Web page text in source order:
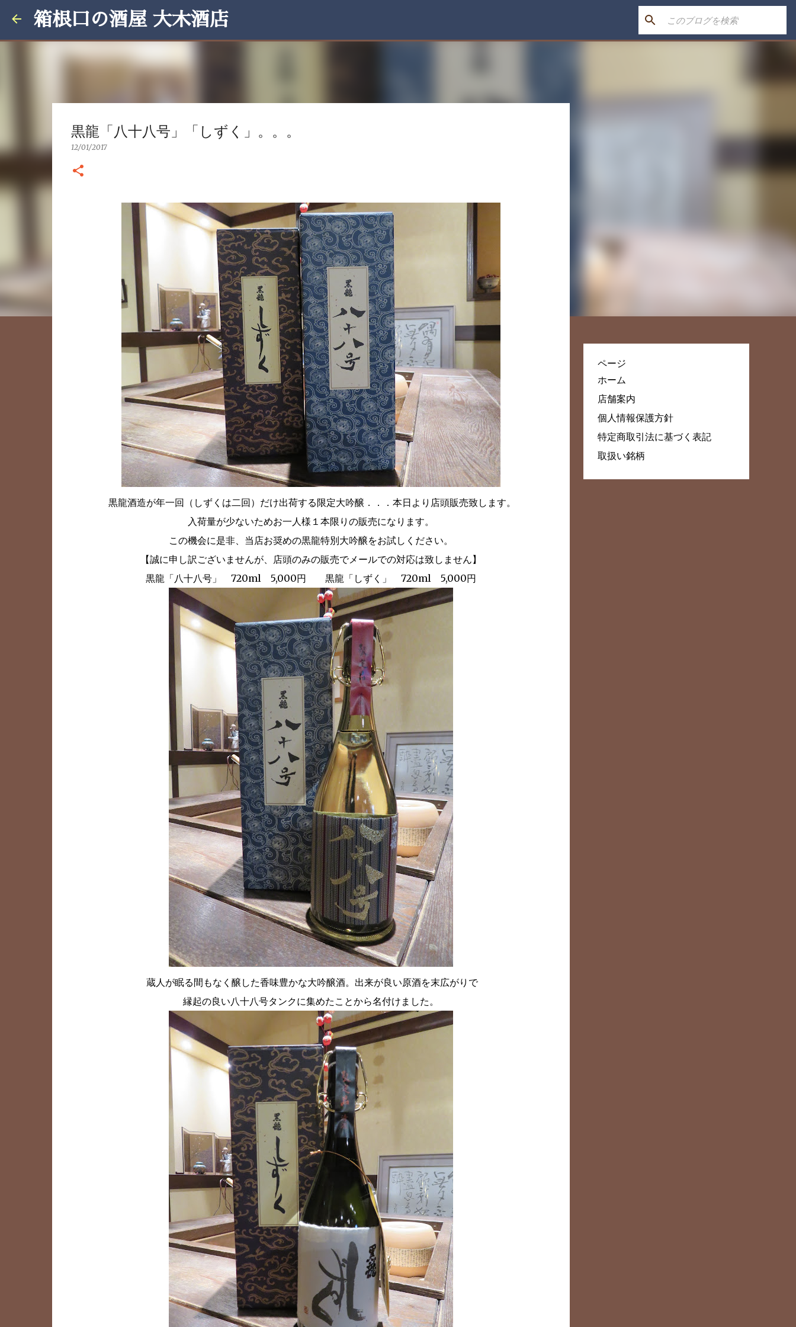
箱根口の酒屋 大木酒店
黒龍「八十八号」「しずく」。。。
12/01/2017
黒龍酒造が年一回（しずくは二回）だけ出荷する限定大吟醸．．．本日より店頭販売致します。
入荷量が少ないためお一人様１本限りの販売になります。
この機会に是非、当店お奨めの黒龍特別大吟醸をお試しください。
【誠に申し訳ございませんが、店頭のみの販売でメールでの対応は致しません】
黒龍「八十八号」 720ml 5,000円 黒龍「しずく」 720ml 5,000円
蔵人が眠る間もなく醸した香味豊かな大吟醸酒。出来が良い原酒を末広がりで
縁起の良い八十八号タンクに集めたことから名付けました。
ページ
ホーム
店舗案内
個人情報保護方針
特定商取引法に基づく表記
取扱い銘柄